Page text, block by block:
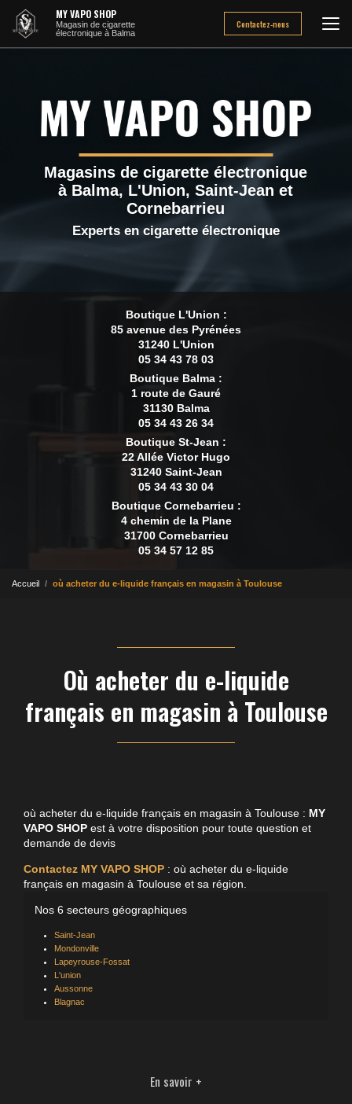
contenu
principal
MY VAPO SHOP
Magasin de cigarette
électronique à Balma
Contactez-nous
Magasins de cigarette électronique
à Balma, L'Union, Saint-Jean et
Cornebarrieu
Experts en cigarette électronique
Boutique L'Union :
85 avenue des Pyrénées
31240 L'Union
05 34 43 78 03
Boutique Balma :
1 route de Gauré
31130 Balma
05 34 43 26 34
Boutique St-Jean :
22 Allée Victor Hugo
31240 Saint-Jean
05 34 43 30 04
Boutique Cornebarrieu :
4 chemin de la Plane
31700 Cornebarrieu
05 34 57 12 85
Accueil où acheter du e-liquide français en magasin à Toulouse
Où acheter du e-liquide
français en magasin à Toulouse
où acheter du e-liquide français en magasin à Toulouse : MY
VAPO SHOP est à votre disposition pour toute question et
demande de devis
Contactez MY VAPO SHOP : où acheter du e-liquide
français en magasin à Toulouse et sa région.
Nos 6 secteurs géographiques
Saint-Jean
Mondonville
Lapeyrouse-Fossat
L'union
Aussonne
Blagnac
En savoir +